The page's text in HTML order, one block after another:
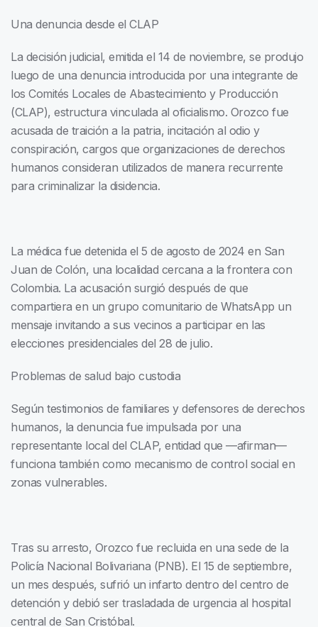
Una denuncia desde el CLAP
La decisión judicial, emitida el 14 de noviembre, se produjo
luego de una denuncia introducida por una integrante de
los Comités Locales de Abastecimiento y Producción
(CLAP), estructura vinculada al oficialismo. Orozco fue
acusada de traición a la patria, incitación al odio y
conspiración, cargos que organizaciones de derechos
humanos consideran utilizados de manera recurrente
para criminalizar la disidencia.
La médica fue detenida el 5 de agosto de 2024 en San
Juan de Colón, una localidad cercana a la frontera con
Colombia. La acusación surgió después de que
compartiera en un grupo comunitario de WhatsApp un
mensaje invitando a sus vecinos a participar en las
elecciones presidenciales del 28 de julio.
Problemas de salud bajo custodia
Según testimonios de familiares y defensores de derechos
humanos, la denuncia fue impulsada por una
representante local del CLAP, entidad que —afirman—
funciona también como mecanismo de control social en
zonas vulnerables.
Tras su arresto, Orozco fue recluida en una sede de la
Policía Nacional Bolivariana (PNB). El 15 de septiembre,
un mes después, sufrió un infarto dentro del centro de
detención y debió ser trasladada de urgencia al hospital
central de San Cristóbal.